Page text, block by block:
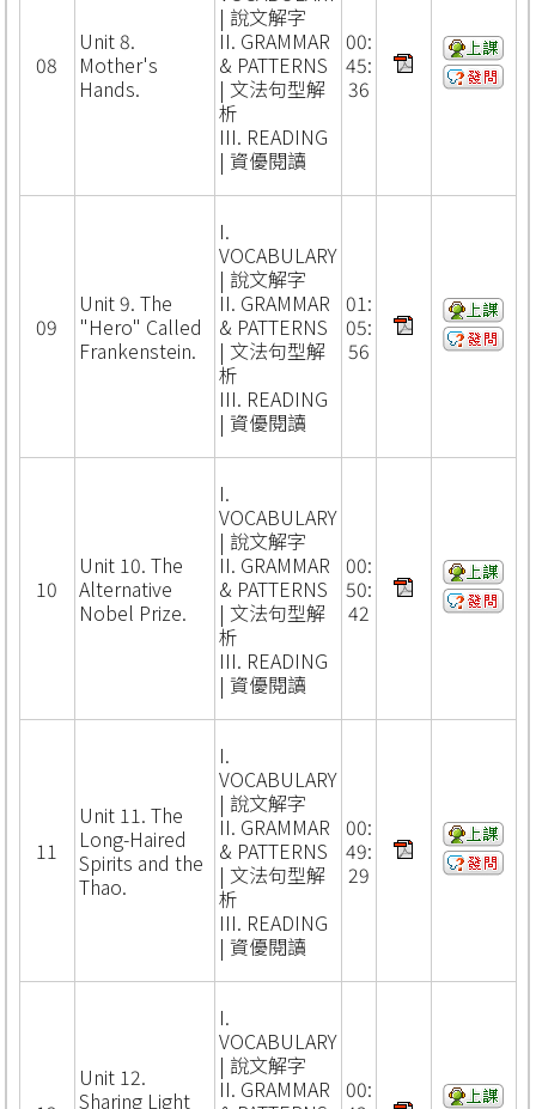
08
Unit 8.
Mother's
Hands.
| 說文解字
II. GRAMMAR
& PATTERNS
| 文法句型解
析
III. READING
| 資優閱讀
00:
45:
36
09
Unit 9. The
"Hero" Called
Frankenstein.
I.
VOCABULARY
| 說文解字
II. GRAMMAR
& PATTERNS
| 文法句型解
析
III. READING
| 資優閱讀
01:
05:
56
10
Unit 10. The
Alternative
Nobel Prize.
I.
VOCABULARY
| 說文解字
II. GRAMMAR
& PATTERNS
| 文法句型解
析
III. READING
| 資優閱讀
00:
50:
42
11
Unit 11. The
Long-Haired
Spirits and the
Thao.
I.
VOCABULARY
| 說文解字
II. GRAMMAR
& PATTERNS
| 文法句型解
析
III. READING
| 資優閱讀
00:
49:
29
Unit 12.
Sharing Light
I.
VOCABULARY
| 說文解字
II. GRAMMAR 00: